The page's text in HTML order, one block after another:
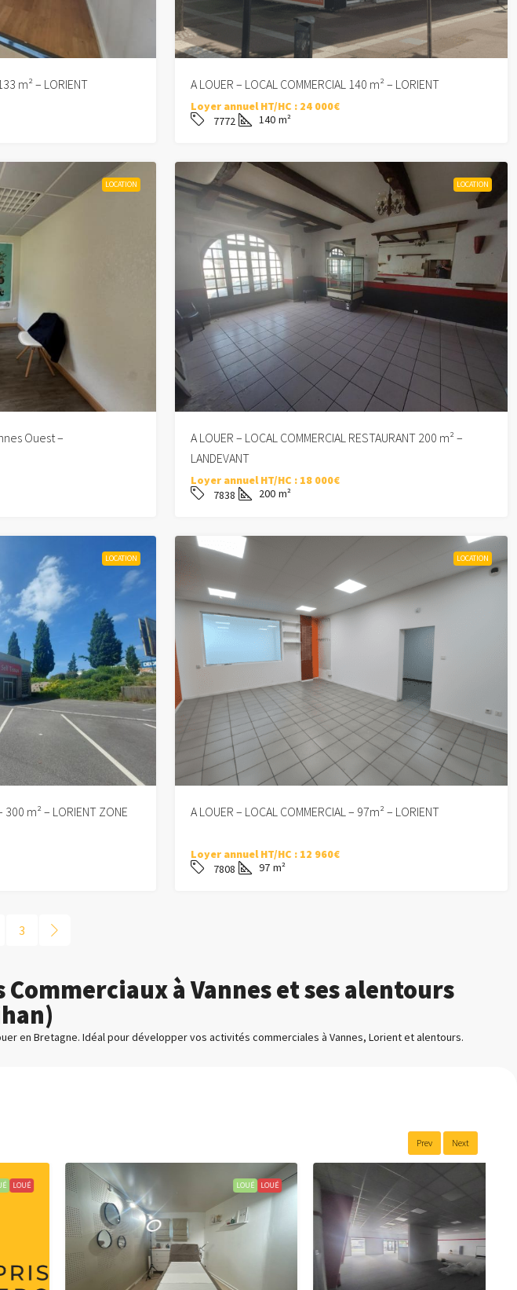
m² – LORIENT A LOUER – LOCAL COMMERCIAL 140 m² – LORIENT
Loyer annuel HT/HC : 24 000€
7772
140 m²
LOCATION
Ouest –
LOCATION
A LOUER – LOCAL COMMERCIAL RESTAURANT 200 m² –
LANDEVANT
Loyer annuel HT/HC : 18 000€
7838
200 m²
LOCATION
300 m² – LORIENT ZONE
LOCATION
A LOUER – LOCAL COMMERCIAL – 97m² – LORIENT
Loyer annuel HT/HC : 12 960€
7808
97 m²
3
à Vannes et ses alentours
en Bretagne. Idéal pour développer vos activités commerciales à Vannes, Lorient et alentours.
Prev Next